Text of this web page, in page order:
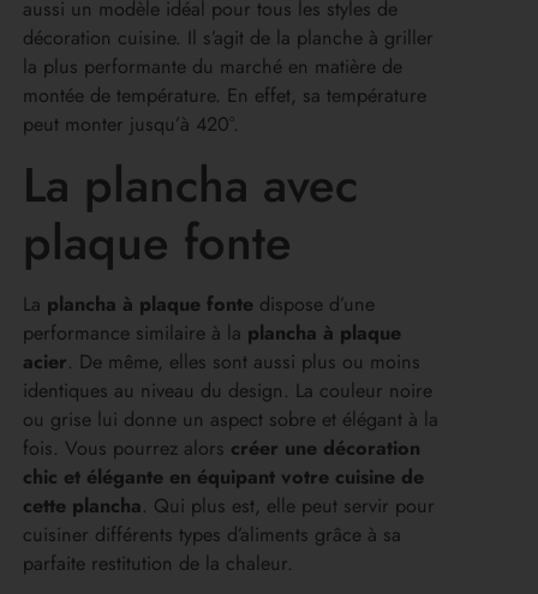
aussi un modèle idéal pour tous les styles de
décoration cuisine. Il s’agit de la planche à griller
la plus performante du marché en matière de
montée de température. En effet, sa température
peut monter jusqu’à 420°.
La plancha avec
plaque fonte
La plancha à plaque fonte dispose d’une
performance similaire à la plancha à plaque
acier. De même, elles sont aussi plus ou moins
identiques au niveau du design. La couleur noire
ou grise lui donne un aspect sobre et élégant à la
fois. Vous pourrez alors créer une décoration
chic et élégante en équipant votre cuisine de
cette plancha. Qui plus est, elle peut servir pour
cuisiner différents types d’aliments grâce à sa
parfaite restitution de la chaleur.